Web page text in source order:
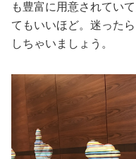
も豊富に用意されてい
てもいいほど。迷った
しちゃいましょう。